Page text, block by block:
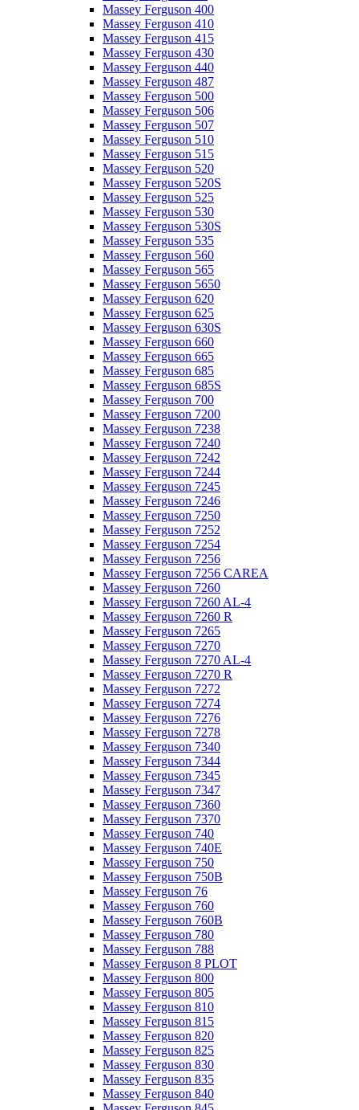
Massey Ferguson 400
Massey Ferguson 410
Massey Ferguson 415
Massey Ferguson 430
Massey Ferguson 440
Massey Ferguson 487
Massey Ferguson 500
Massey Ferguson 506
Massey Ferguson 507
Massey Ferguson 510
Massey Ferguson 515
Massey Ferguson 520
Massey Ferguson 520S
Massey Ferguson 525
Massey Ferguson 530
Massey Ferguson 530S
Massey Ferguson 535
Massey Ferguson 560
Massey Ferguson 565
Massey Ferguson 5650
Massey Ferguson 620
Massey Ferguson 625
Massey Ferguson 630S
Massey Ferguson 660
Massey Ferguson 665
Massey Ferguson 685
Massey Ferguson 685S
Massey Ferguson 700
Massey Ferguson 7200
Massey Ferguson 7238
Massey Ferguson 7240
Massey Ferguson 7242
Massey Ferguson 7244
Massey Ferguson 7245
Massey Ferguson 7246
Massey Ferguson 7250
Massey Ferguson 7252
Massey Ferguson 7254
Massey Ferguson 7256
Massey Ferguson 7256 CAREA
Massey Ferguson 7260
Massey Ferguson 7260 AL-4
Massey Ferguson 7260 R
Massey Ferguson 7265
Massey Ferguson 7270
Massey Ferguson 7270 AL-4
Massey Ferguson 7270 R
Massey Ferguson 7272
Massey Ferguson 7274
Massey Ferguson 7276
Massey Ferguson 7278
Massey Ferguson 7340
Massey Ferguson 7344
Massey Ferguson 7345
Massey Ferguson 7347
Massey Ferguson 7360
Massey Ferguson 7370
Massey Ferguson 740
Massey Ferguson 740E
Massey Ferguson 750
Massey Ferguson 750B
Massey Ferguson 76
Massey Ferguson 760
Massey Ferguson 760B
Massey Ferguson 780
Massey Ferguson 788
Massey Ferguson 8 PLOT
Massey Ferguson 800
Massey Ferguson 805
Massey Ferguson 810
Massey Ferguson 815
Massey Ferguson 820
Massey Ferguson 825
Massey Ferguson 830
Massey Ferguson 835
Massey Ferguson 840